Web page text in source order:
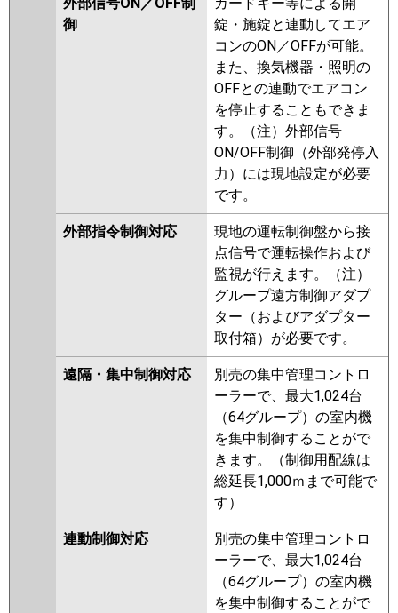
御
錠・施錠と連動してエア
コンのON／OFFが可能。
また、換気機器・照明の
OFFとの連動でエアコン
を停止することもできま
す。（注）外部信号
ON/OFF制御（外部発停入
力）には現地設定が必要
です。
外部指令制御対応
現地の運転制御盤から接
点信号で運転操作および
監視が行えます。（注）
グループ遠方制御アダプ
ター（およびアダプター
取付箱）が必要です。
遠隔・集中制御対応
別売の集中管理コントロ
ーラーで、最大1,024台
（64グループ）の室内機
を集中制御することがで
きます。（制御用配線は
総延長1,000ｍまで可能で
す）
連動制御対応
別売の集中管理コントロ
ーラーで、最大1,024台
（64グループ）の室内機
を集中制御することがで